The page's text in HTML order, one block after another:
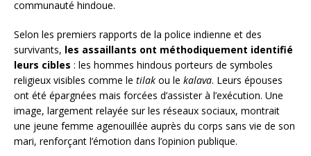
communauté hindoue.
Selon les premiers rapports de la police indienne et des
survivants, les assaillants ont méthodiquement identifié
leurs cibles : les hommes hindous porteurs de symboles
religieux visibles comme le tilak ou le kalava. Leurs épouses
ont été épargnées mais forcées d’assister à l’exécution. Une
image, largement relayée sur les réseaux sociaux, montrait
une jeune femme agenouillée auprès du corps sans vie de son
mari, renforçant l’émotion dans l’opinion publique.